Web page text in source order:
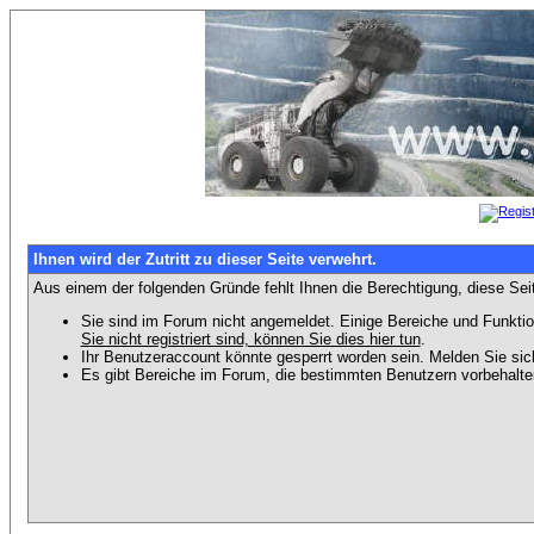
Ihnen wird der Zutritt zu dieser Seite verwehrt.
Aus einem der folgenden Gründe fehlt Ihnen die Berechtigung, diese
Sie sind im Forum nicht angemeldet. Einige Bereiche und
Sie nicht registriert sind, können Sie dies hier tun.
Ihr Benutzeraccount könnte gesperrt worden sein. Melden Sie
Es gibt Bereiche im Forum, die bestimmten Benutzern